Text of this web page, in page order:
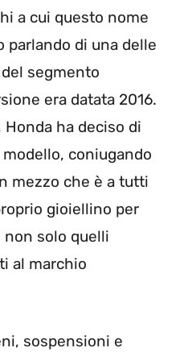
a cui questo nome
parlando di una delle
segmento
era datata 2016.
ha deciso di
modello, coniugando
mezzo che è a tutti
gioiellino per
solo quelli
al marchio
sospensioni e